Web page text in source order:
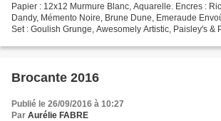
Papier : 12x12 Murmure Blanc, Aquarelle. Encres :
Dandy, Mémento Noire, Brune Dune, Emeraude
Set : Goulish Grunge, Awesomely Artistic, Paisley's &
Brocante 2016
Publié le 26/09/2016 à 10:27
Par Aurélie FABRE